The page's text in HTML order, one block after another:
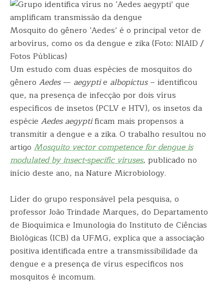
Mosquito do gênero ‘Aedes’ é o principal vetor de
arbovírus, como os da dengue e zika (Foto: NIAID /
Fotos Públicas)
Um estudo com duas espécies de mosquitos do
gênero Aedes— aegyptie albopictus– identificou
que, na presença de infecção por dois vírus
específicos de insetos (PCLV e HTV), os insetos da
espécie Aedes aegyptificam mais propensos a
transmitir a dengue e a zika. O trabalho resultou no
artigo Mosquito vector competence for dengue is
modulated by insect-specific viruses, publicado no
início deste ano, na Nature Microbiology.
Líder do grupo responsável pela pesquisa, o
professor João Trindade Marques, do Departamento
de Bioquímica e Imunologia do Instituto de Ciências
Biológicas (ICB) da UFMG, explica que a associação
positiva identificada entre a transmissibilidade da
dengue e a presença de vírus específicos nos
mosquitos é incomum.